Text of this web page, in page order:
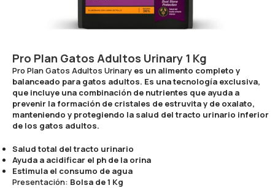
Pro Plan Gatos Adultos Urinary 1 Kg
Pro Plan Gatos Adultos Urinary es un alimento completo y
balanceado para gatos adultos. Es una tecnología exclusiva,
que incluye una combinación de nutrientes que ayuda a
prevenir la formación de cristales de estruvita y de oxalato,
manteniendo y protegiendo la salud del tracto urinario inferior
de los gatos adultos.
Salud total del tracto urinario
Ayuda a acidificar el ph de la orina
Estimula el consumo de agua
Presentación: Bolsa de 1 Kg